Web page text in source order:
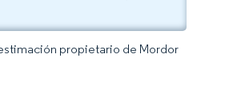
propietario de Mordor